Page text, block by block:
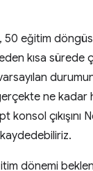
50 eğitim
kısa sürede
ne kadar
konsol çıkışını
dönemi